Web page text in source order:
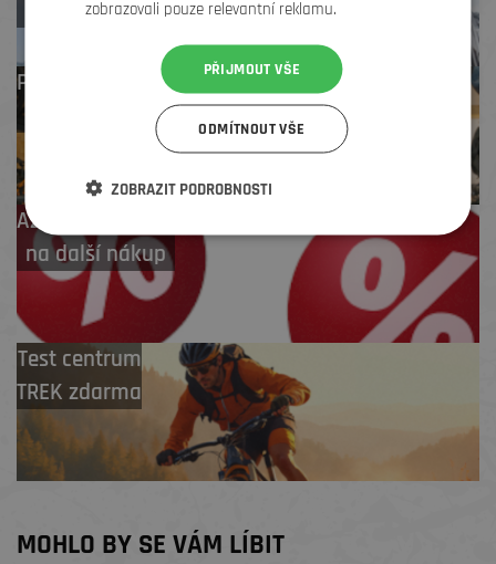
Zlín
Profesionální záruční
i pozáruční servis
Až 4 % cashback
na další nákup
Test centrum
TREK zdarma
MOHLO BY SE VÁM LÍBIT
zobrazovali pouze relevantní reklamu.
PŘIJMOUT VŠE
ODMÍTNOUT VŠE
ZOBRAZIT PODROBNOSTI